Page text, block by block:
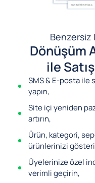
Benzersiz
Dönüşüm
ile
SMS & E-posta ile
yapın,
Site içi yeniden
artırın,
Ürün, kategori,
ürünlerinizi
Üyelerinize özel
verimli geçirin,